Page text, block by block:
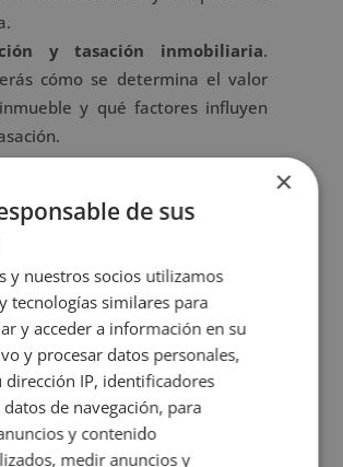
y tasación inmobiliaria.
cómo se determina el valor
y qué factores influyen
de la propiedad. Aprenderás
registrales.
y promoción inmobiliaria
la gestión del suelo,
urbanística y desarrollo de
práctica y utilidad
la formación
×
de sus
y nuestros socios utilizamos
tecnologías similares para
y acceder a información en su
y procesar datos personales,
dirección IP, identificadores
de navegación, para
y contenido
medir anuncios y